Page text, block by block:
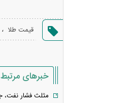
قیمت طلا ،
خبرهای مرتبط
مثلث فشار نفت،